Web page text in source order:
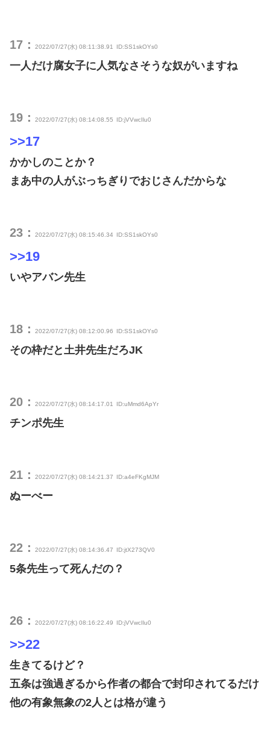
17： 2022/07/27(水) 08:11:38.91 ID:SS1skOYs0
一人だけ腐女子に人気なさそうな奴がいますね
19： 2022/07/27(水) 08:14:08.55 ID:jVVwcIlu0
>>17
かかしのことか？
まあ中の人がぶっちぎりでおじさんだからな
23： 2022/07/27(水) 08:15:46.34 ID:SS1skOYs0
>>19
いやアバン先生
18： 2022/07/27(水) 08:12:00.96 ID:SS1skOYs0
その枠だと土井先生だろJK
20： 2022/07/27(水) 08:14:17.01 ID:uMmd6ApYr
チンポ先生
21： 2022/07/27(水) 08:14:21.37 ID:a4eFKgMJM
ぬーべー
22： 2022/07/27(水) 08:14:36.47 ID:jtX273QV0
5条先生って死んだの？
26： 2022/07/27(水) 08:16:22.49 ID:jVVwcIlu0
>>22
生きてるけど？
五条は強過ぎるから作者の都合で封印されてるだけ
他の有象無象の2人とは格が違う